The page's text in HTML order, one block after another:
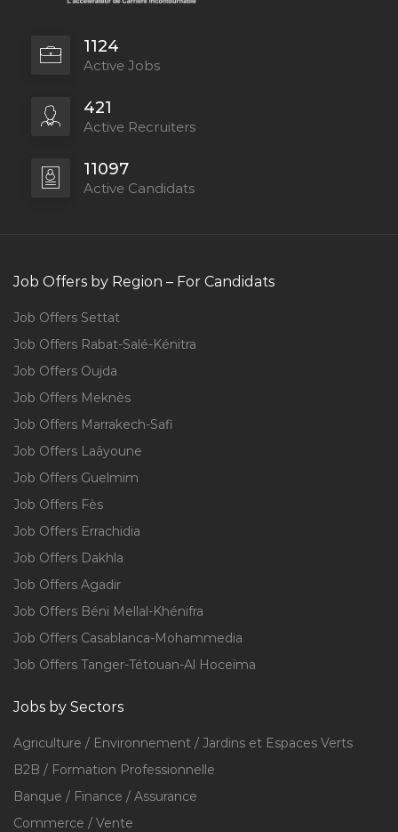
1124
Active Jobs
421
Active Recruiters
11097
Active Candidats
Job Offers by Region – For Candidats
Job Offers Settat
Job Offers Rabat-Salé-Kénitra
Job Offers Oujda
Job Offers Meknès
Job Offers Marrakech-Safi
Job Offers Laâyoune
Job Offers Guelmim
Job Offers Fès
Job Offers Errachidia
Job Offers Dakhla
Job Offers Agadir
Job Offers Béni Mellal-Khénifra
Job Offers Casablanca-Mohammedia
Job Offers Tanger-Tétouan-Al Hoceïma
Jobs by Sectors
Agriculture / Environnement / Jardins et Espaces Verts
B2B / Formation Professionnelle
Banque / Finance / Assurance
Commerce / Vente